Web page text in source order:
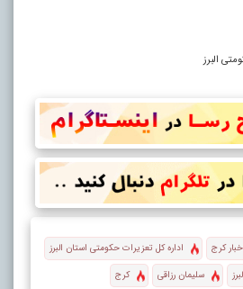
البرز
کرج
اداره کل تعزیرات حکومتی استان البرز
سلیمان رزاقی کرج